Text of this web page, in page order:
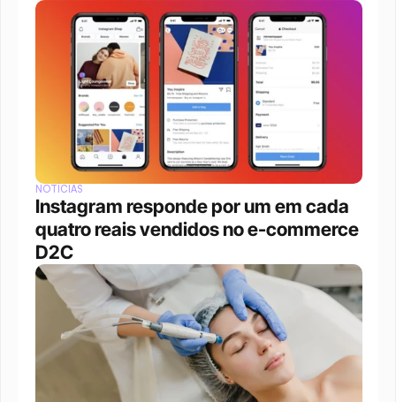
NOTÍCIAS
Instagram responde por um em cada
quatro reais vendidos no e-commerce
D2C